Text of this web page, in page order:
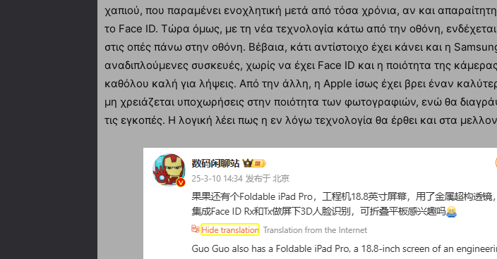
χαπιού, που παραμένει ενοχλητική μετά από τόσα χρόνια, αν και
το Face ID. Τώρα όμως, με τη νέα τεχνολογία κάτω από την οθόνη,
στις οπές πάνω στην οθόνη. Βέβαια, κάτι αντίστοιχο έχει κάνει και η
αναδιπλούμενες συσκευές, χωρίς να έχει Face ID και η ποιότητα της
καθόλου καλή για λήψεις. Από την άλλη, η Apple ίσως έχει βρει έναν
μη χρειάζεται υποχωρήσεις στην ποιότητα των φωτογραφιών, ενώ θα
τις εγκοπές. Η λογική λέει πως η εν λόγω τεχνολογία θα έρθει και στα